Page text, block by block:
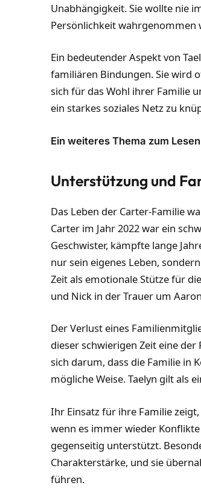
Unabhängigkeit. Sie wollte nie
Persönlichkeit wahrgenommen
Ein bedeutender Aspekt von
familiären Bindungen. Sie wird
sich für das Wohl ihrer Familie
ein starkes soziales Netz zu
Ein weiteres Thema zum
Unterstützung und
Das Leben der Carter-Familie
Carter im Jahr 2022 war ein
Geschwister, kämpfte lange
nur sein eigenes Leben,
Zeit als emotionale Stütze für
und Nick in der Trauer um
Der Verlust eines
dieser schwierigen Zeit eine
sich darum, dass die Familie in
mögliche Weise. Taelyn gilt als
Ihr Einsatz für ihre Familie
wenn es immer wieder
gegenseitig unterstützt.
Charakterstärke, und sie
führen.